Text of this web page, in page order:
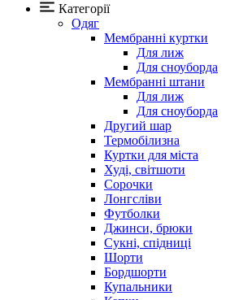
Категорії
Одяг
Мембранні куртки
Для лиж
Для сноуборда
Мембранні штани
Для лиж
Для сноуборда
Другий шар
Термобілизна
Куртки для міста
Худі, світшоти
Сорочки
Лонгсліви
Футболки
Джинси, брюки
Сукні, спідниці
Шорти
Бордшорти
Купальники